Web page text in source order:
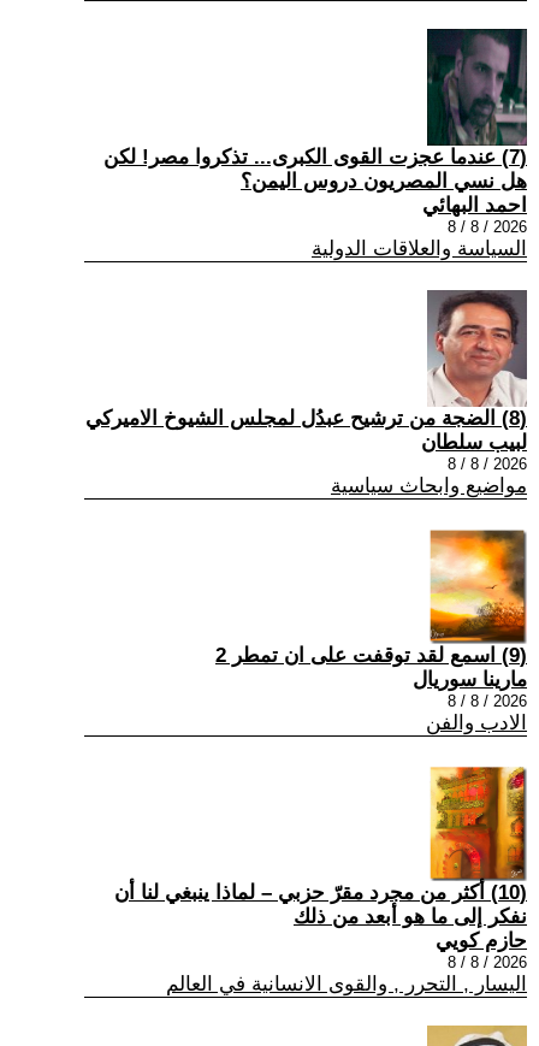
(7) عندما عجزت القوى الكبرى... تذكروا مصر! لكن
هل نسي المصريون دروس اليمن؟
احمد البهائي
2026 / 8 / 8
السياسة والعلاقات الدولية
(8) الضجة من ترشيح عبدُل لمجلس الشيوخ الاميركي
لبيب سلطان
2026 / 8 / 8
مواضيع وابحاث سياسية
(9) اسمع لقد توقفت على ان تمطر 2
مارينا سوريال
2026 / 8 / 8
الادب والفن
(10) أكثر من مجرد مقرّ حزبي – لماذا ينبغي لنا أن
نفكر إلى ما هو أبعد من ذلك
حازم كويي
2026 / 8 / 8
اليسار , التحرر , والقوى الانسانية في العالم